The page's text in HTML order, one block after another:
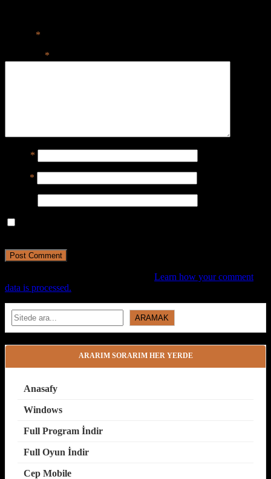
*
*
*
*
Learn how your comment
data is processed.
Search ARAMAK
ARARIM SORARIM HER YERDE
Anasafy
Windows
Full Program İndir
Full Oyun İndir
Cep Mobile